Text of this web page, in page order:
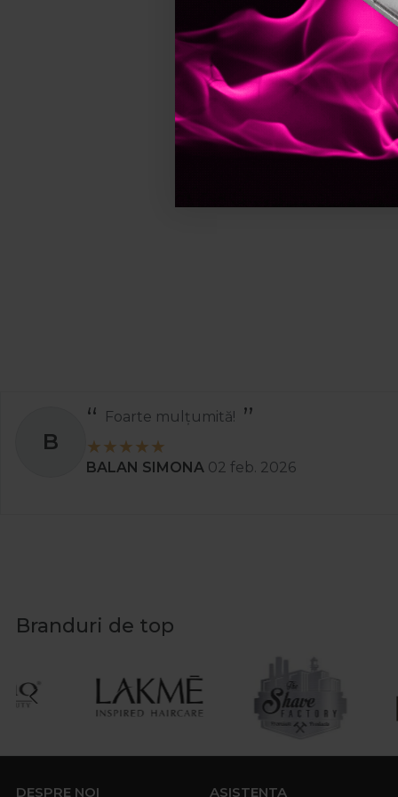
Macon Meerescosmetic
Prima
Procosmetic
Schulke
SD Biosensor
B
Foarte mulțumită!
BALAN SIMONA 02 feb. 2026
Branduri de top
DESPRE NOI ASISTENTA